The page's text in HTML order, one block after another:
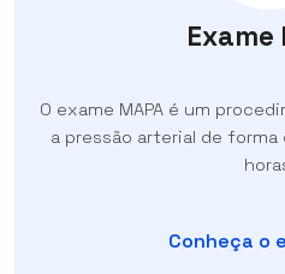
Exame
O exame MAPA é um
a pressão arterial de
Conheça o